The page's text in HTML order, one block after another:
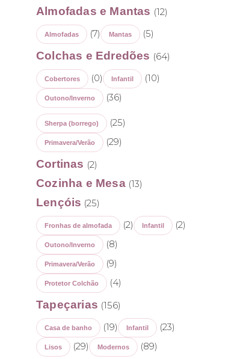
Almofadas e Mantas (12)
Almofadas (7) Mantas (5)
Colchas e Edredões (64)
Cobertores (0) Infantil (10)
Outono/Inverno (36)
Sherpa (borrego) (25)
Primavera/Verão (29)
Cortinas (2)
Cozinha e Mesa (13)
Lençóis (25)
Fronhas de almofada (2) Infantil (2)
Outono/Inverno (8)
Primavera/Verão (9)
Protetor Colchão (4)
Tapeçarias (156)
Casa de banho (19) Infantil (23)
Lisos (29) Modernos (89)